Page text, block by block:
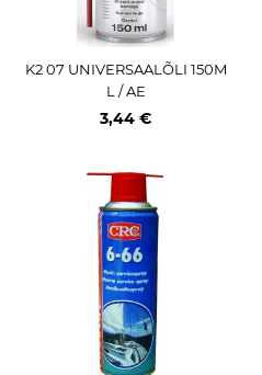
K2 07 UNIVERSAALÕLI 150M
L / AE
3,44 €